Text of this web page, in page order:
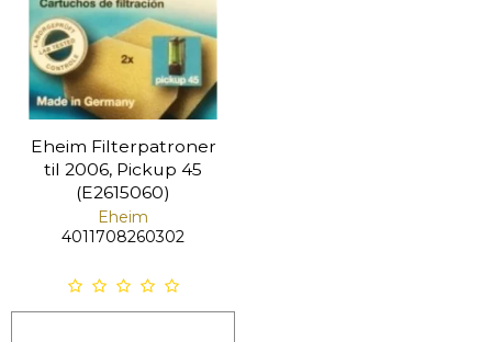
Eheim Filterpatroner
til 2006, Pickup 45
(E2615060)
Eheim
4011708260302